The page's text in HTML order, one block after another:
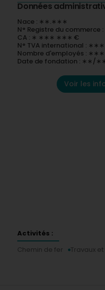
Données
Nace : ∗∗.∗∗∗
N° Registre du
CA : ∗ ∗∗∗ ∗∗∗ €
N° TVA international :
Nombre d'employés : ∗∗∗
Date de fondation : ∗∗/
Voir les
Activités :
Chemin de fer
Travaux